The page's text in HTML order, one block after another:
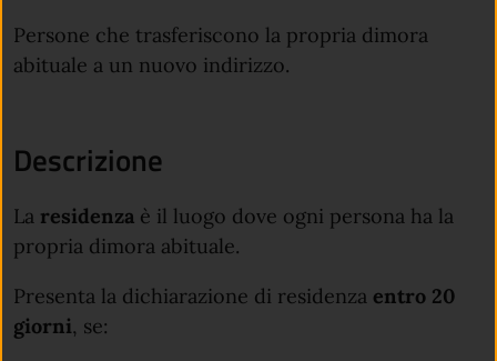
Persone che trasferiscono la propria dimora
abituale a un nuovo indirizzo.
Descrizione
La residenza è il luogo dove ogni persona ha la
propria dimora abituale.
Presenta la dichiarazione di residenza entro 20
giorni, se: